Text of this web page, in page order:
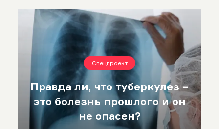
Спецпроект
Правда ли, что туберкулез –
это болезнь прошлого и он
не опасен?